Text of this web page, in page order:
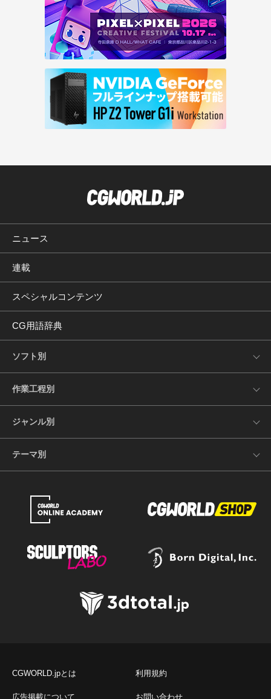
ニュース
連載
スペシャルコンテンツ
CG用語辞典
ソフト別
作業工程別
ジャンル別
テーマ別
CGWORLD.jpとは 利用規約
広告掲載について お問い合わせ